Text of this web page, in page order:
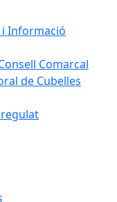
Informació
Comarcal
de Cubelles